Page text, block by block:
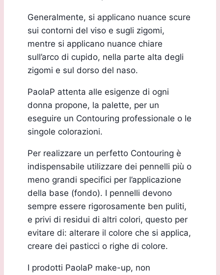
Generalmente, si applicano nuance scure
sui contorni del viso e sugli zigomi,
mentre si applicano nuance chiare
sull’arco di cupido, nella parte alta degli
zigomi e sul dorso del naso.
PaolaP attenta alle esigenze di ogni
donna propone, la palette, per un
eseguire un Contouring professionale o le
singole colorazioni.
Per realizzare un perfetto Contouring è
indispensabile utilizzare dei pennelli più o
meno grandi specifici per l’applicazione
della base (fondo). I pennelli devono
sempre essere rigorosamente ben puliti,
e privi di residui di altri colori, questo per
evitare di: alterare il colore che si applica,
creare dei pasticci o righe di colore.
I prodotti PaolaP make-up, non